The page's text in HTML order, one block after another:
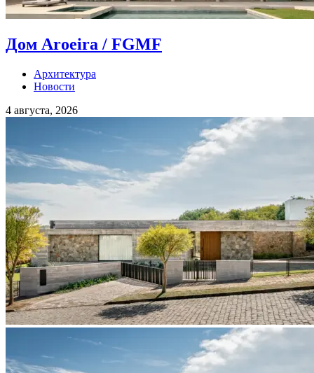
Дом Aroeira / FGMF
Архитектура
Новости
4 августа, 2026